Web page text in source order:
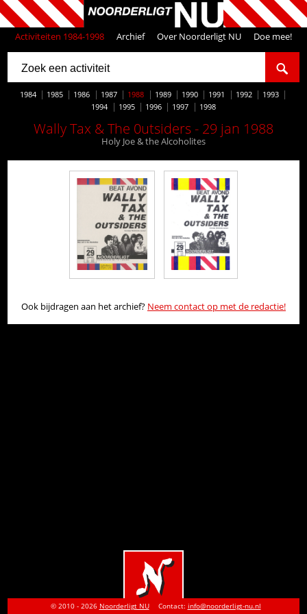
Activiteiten 1984-1998 Archief Over Noorderligt NU Doe mee!
1984 1985 1986 1987 1988 1989 1990 1991 1992
1993
1994
1995 1996 1997 1998
Wally Tax & The 0utsiders - 29 jan 1988
Holy Joe & the Alcoholites
Ook bijdragen aan het archief? Neem contact op met de redactie!
© 2010 - 2026 Noorderligt NU Contact: info@noorderligt-nu.nl